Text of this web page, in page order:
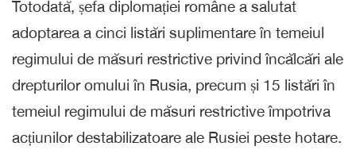
Totodată, șefa diplomației române a salutat
adoptarea a cinci listări suplimentare în temeiul
regimului de măsuri restrictive privind încălcări ale
drepturilor omului în Rusia, precum și 15 listări în
temeiul regimului de măsuri restrictive împotriva
acțiunilor destabilizatoare ale Rusiei peste hotare.